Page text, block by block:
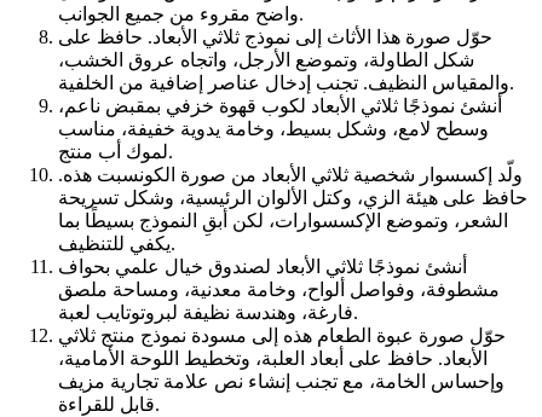
واضح مقروء من جميع الجوانب.
حوّل صورة هذا الأثاث إلى نموذج ثلاثي الأبعاد. حافظ على
شكل الطاولة، وتموضع الأرجل، واتجاه عروق الخشب،
والمقياس النظيف. تجنب إدخال عناصر إضافية من الخلفية.
أنشئ نموذجًا ثلاثي الأبعاد لكوب قهوة خزفي بمقبض ناعم،
وسطح لامع، وشكل بسيط، وخامة يدوية خفيفة، مناسب
لموك أب منتج.
ولّد إكسسوار شخصية ثلاثي الأبعاد من صورة الكونسبت هذه.
حافظ على هيئة الزي، وكتل الألوان الرئيسية، وشكل تسريحة
الشعر، وتموضع الإكسسوارات، لكن أبقِ النموذج بسيطًا بما
يكفي للتنظيف.
أنشئ نموذجًا ثلاثي الأبعاد لصندوق خيال علمي بحواف
مشطوفة، وفواصل ألواح، وخامة معدنية، ومساحة ملصق
فارغة، وهندسة نظيفة لبروتوتايب لعبة.
حوّل صورة عبوة الطعام هذه إلى مسودة نموذج منتج ثلاثي
الأبعاد. حافظ على أبعاد العلبة، وتخطيط اللوحة الأمامية،
وإحساس الخامة، مع تجنب إنشاء نص علامة تجارية مزيف
قابل للقراءة.